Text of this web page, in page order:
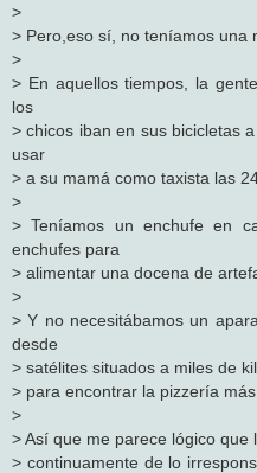
>
> Pero,eso sí, no teníamos una
>
> En aquellos tiempos, la
los
> chicos iban en sus bicicletas
usar
> a su mamá como taxista las
>
> Teníamos un enchufe en
enchufes para
> alimentar una docena de
>
> Y no necesitábamos un
desde
> satélites situados a miles de
> para encontrar la pizzería más
>
> Así que me parece lógico que
> continuamente de lo